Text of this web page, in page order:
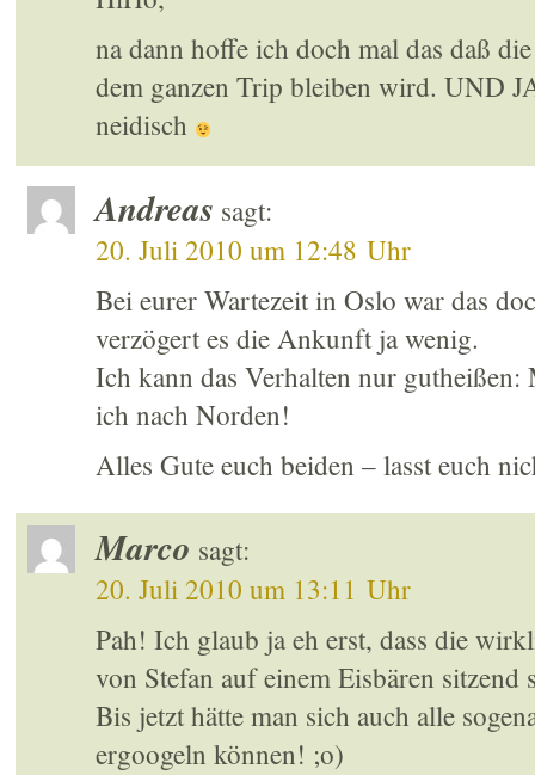
na dann hoffe ich doch mal das daß
dem ganzen Trip bleiben wird. UND
neidisch
Andreas sagt:
20. Juli 2010 um 12:48 Uhr
Bei eurer Wartezeit in Oslo war das
verzögert es die Ankunft ja wenig.
Ich kann das Verhalten nur
ich nach Norden!
Alles Gute euch beiden – lasst euch
Marco sagt:
20. Juli 2010 um 13:11 Uhr
Pah! Ich glaub ja eh erst, dass die
von Stefan auf einem Eisbären sitzend
Bis jetzt hätte man sich auch alle
ergoogeln können! ;o)